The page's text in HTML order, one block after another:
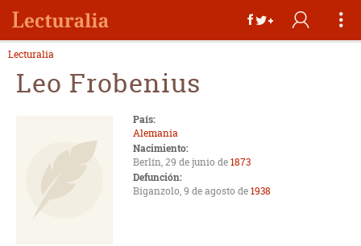
Lecturalia
Leo Frobenius
País:
Alemania
Nacimiento:
Berlín, 29 de junio de1873
Defunción:
Biganzolo, 9 de agosto de1938